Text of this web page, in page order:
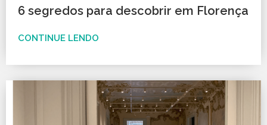
6 segredos para descobrir em Florença
CONTINUE LENDO